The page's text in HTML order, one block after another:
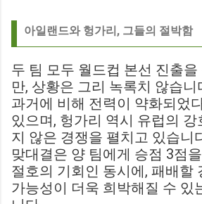
아일랜드와 헝가리, 그들의 절박함
두 팀 모두 월드컵 본선 진출을
만, 상황은 그리 녹록치 않습니
과거에 비해 전력이 약화되었
있으며, 헝가리 역시 유럽의 강
지 않은 경쟁을 펼치고 있습니
맞대결은 양 팀에게 승점 3점
절호의 기회인 동시에, 패배할
가능성이 더욱 희박해질 수 있